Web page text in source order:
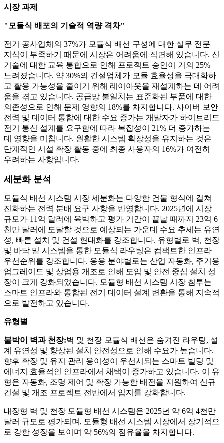
시장 과제
"모듈식 배포의 기술적 역량 격차"
전기 공사업체의 37%가 모듈식 배선 구성에 대한 실무 전문
지식이 부족하기 때문에 시장은 어려움에 직면해 있습니다. 신
기술에 대한 교육 통합으로 인해 프로젝트 승인이 거의 25%
느려졌습니다. 약 30%의 건설업체가 모듈 효율성을 극대화하
고 활용 가능성을 줄이기 위해 레이아웃을 재설계하는 데 어려
움을 겪고 있습니다. 공급망 불일치는 표준화된 부품에 대한
의존성으로 인해 문제 영향의 18%를 차지합니다. 사이버 보안
전력 및 데이터 통합에 대한 수요 증가는 개발자가 하이브리드
전기 통신 설계를 요구함에 따라 복잡성이 21% 더 증가하는
데 영향을 미칩니다. 원활한 시스템 확장성을 유지하는 것은
단계적인 시설 확장 활동 중에 최종 사용자의 16%가 여전히
우려하는 사항입니다.
세분화 분석
모듈식 배선 시스템 시장 세분화는 다양한 건물 형식에 걸쳐
진화하는 전력 분배 요구 사항을 반영합니다. 2025년에 시장
규모가 11억 달러에 육박하고 평가 기간이 끝날 때까지 23억 6
천만 달러에 도달할 것으로 예상되는 가운데 수요 추세는 유연
성, 빠른 설치 및 건설 현대화를 강조합니다. 유형별로 벽, 천장
및 바닥 밑 시스템을 통한 모듈식 라우팅은 컴팩트한 인프라
우선순위를 강조합니다. 응용 분야별로는 산업 자동화, 주거용
업그레이드 및 상업용 개조로 인해 도입 및 안전 중심 설치 성
장이 크게 강화되었습니다. 모듈형 배선 시스템 시장 침투는
스마트 인프라와 통합된 전기 데이터 설계 변환을 통해 지속적
으로 발전하고 있습니다.
유형별
붙박이 벽과 천장:벽 및 천장 모듈식 배선은 숨겨진 라우팅, 설
계 유연성 및 향상된 설치 안전성으로 인해 수요가 높습니다.
향후 확장 및 유지 관리 용이성이 우선시되는 스마트 빌딩 및
에너지 효율적인 인프라에서 채택이 증가하고 있습니다. 이 유
형은 자동화, 조명 제어 및 확장 가능한 배전을 지원하여 신규
건설 및 개조 프로젝트 전반에서 입지를 강화합니다.
내장형 벽 및 천장 모듈형 배선 시스템은 2025년 약 6억 4천만
달러 규모로 평가되며, 모듈형 배선 시스템 시장에서 장기적으
로 강한 성장을 보이며 약 56%의 점유율을 차지합니다.